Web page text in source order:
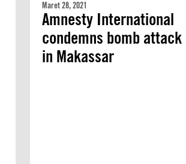
Maret 28, 2021
Amnesty International
condemns bomb attack
in Makassar